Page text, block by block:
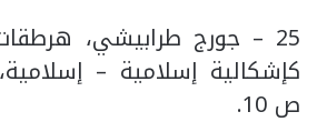
كإشكالية إسلامية –
ص 10.